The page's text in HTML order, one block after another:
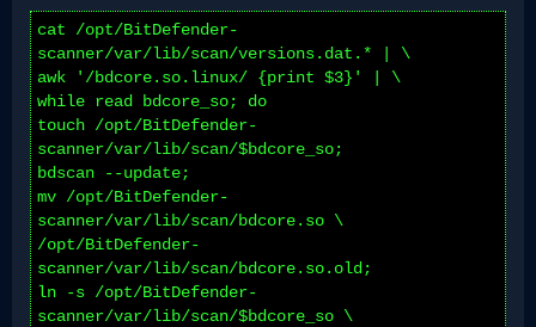
cat /opt/BitDefender-
scanner/var/lib/scan/versions.dat.* | \
awk '/bdcore.so.linux/ {print $3}' | \
while read bdcore_so; do
touch /opt/BitDefender-
scanner/var/lib/scan/$bdcore_so;
bdscan --update;
mv /opt/BitDefender-
scanner/var/lib/scan/bdcore.so \
/opt/BitDefender-
scanner/var/lib/scan/bdcore.so.old;
ln -s /opt/BitDefender-
scanner/var/lib/scan/$bdcore_so \